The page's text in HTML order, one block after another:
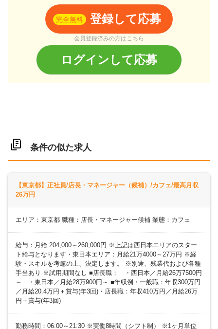
完全無料 登録して応募
会員登録済みの方はこちら
ログインして応募
条件の似た求人
【東京都】正社員/店長・マネージャー（候補）/カフェ/最高月収
26万円
エリア：東京都 職種：店長・マネージャー候補 業態：カフェ
給与：月給:204,000～260,000円 ※上記は西日本エリアのスター
ト給与となります・東日本エリア：月給21万4000～27万円 ※経
験・スキルを考慮の上、決定します。 ※別途、残業代および各種
手当あり ※試用期間なし ■店長職： ・西日本／月給26万7500円
～ ・東日本／月給28万900円～ ■年収例・一般職：年収300万円
／月給20.4万円＋賞与(年3回)・店長職：年収410万円／月給26万
円＋賞与(年3回)
勤務時間：06:00～21:30 ※実働8時間（シフト制） ※1ヶ月単位